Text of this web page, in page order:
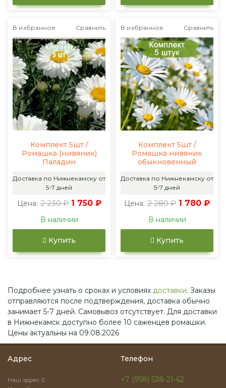
В избранное Сравнить
Комплект 5шт /
Ромашка (нивяник)
Паладин
Доставка по Нижнекамску от
5-7 дней
Цена: 2 230 ₽ 1 750 ₽
В наличии
Купить
В избранное Сравнить
Комплект 5шт /
Ромашка нивяник
обыкновенный
Доставка по Нижнекамску от
5-7 дней
Цена: 2 280 ₽ 1 780 ₽
В наличии
Купить
Подробнее узнать о сроках и условиях доставки. Заказы
отправляются после подтверждения, доставка обычно
занимает 5-7 дней. Самовывоз отсутствует. Для доставки
в Нижнекамск доступно более 10 саженцев ромашки.
Цены актуальны на 09.08.2026
Адрес
Наш адрес
Телефон
+7 (958) 538-21-62